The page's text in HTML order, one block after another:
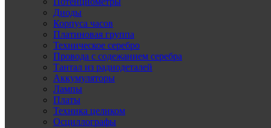
Диоды
Корпуса часов
Платиновая группа
Техническое серебро
Провода с содежанием серебра
Тантал из радиодеталей
Аккумуляторы
Лампы
Платы
Техника целиком
Осциллографы